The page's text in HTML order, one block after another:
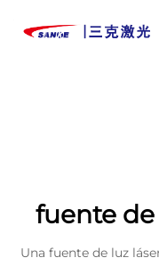
fuente de
Una fuente de luz